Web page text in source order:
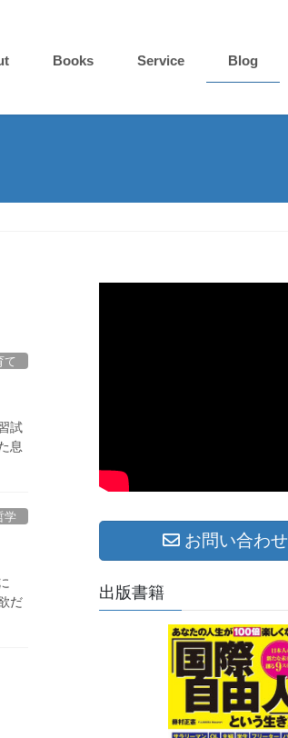
Books Service Blog
て
試
息
学
だ
お問い合わせ
出版書籍